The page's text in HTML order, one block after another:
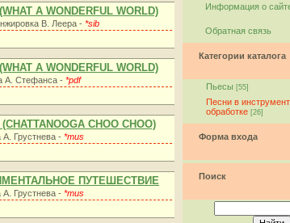
A WONDERFUL WORLD)
В. Леера - *sib
A WONDERFUL WORLD)
А. Стефанса - *pdf
CHOO CHOO)
А. Грустнева - *mus
ПУТЕШЕСТВИЕ
А. Грустнева - *mus
Информация о
Обратная связь
Категории каталога
Пьесы [55]
Песни в
обработке [26]
Форма входа
Поиск